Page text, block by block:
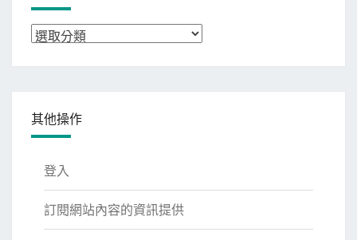
分
其他操作
登入
訂閱網站內容的資訊提供